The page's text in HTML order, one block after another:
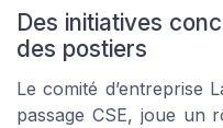
Des initiatives
des postiers
Le comité d’entreprise
passage CSE, joue un